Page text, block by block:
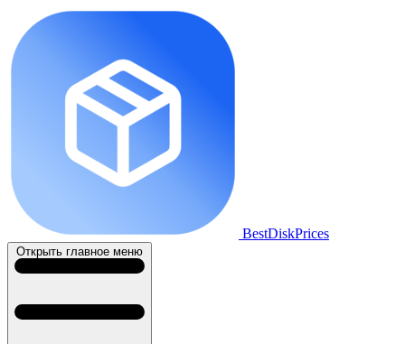
BestDiskPrices
Открыть главное меню